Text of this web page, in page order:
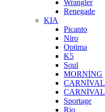
Wrangler
Renegade
KIA
Picanto
Niro
Optima
K5
Soul
MORNİNG
CARNİVAL
CARNİVAL
Sportage
Rio